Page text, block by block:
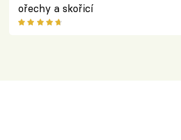
ořechy a skořicí